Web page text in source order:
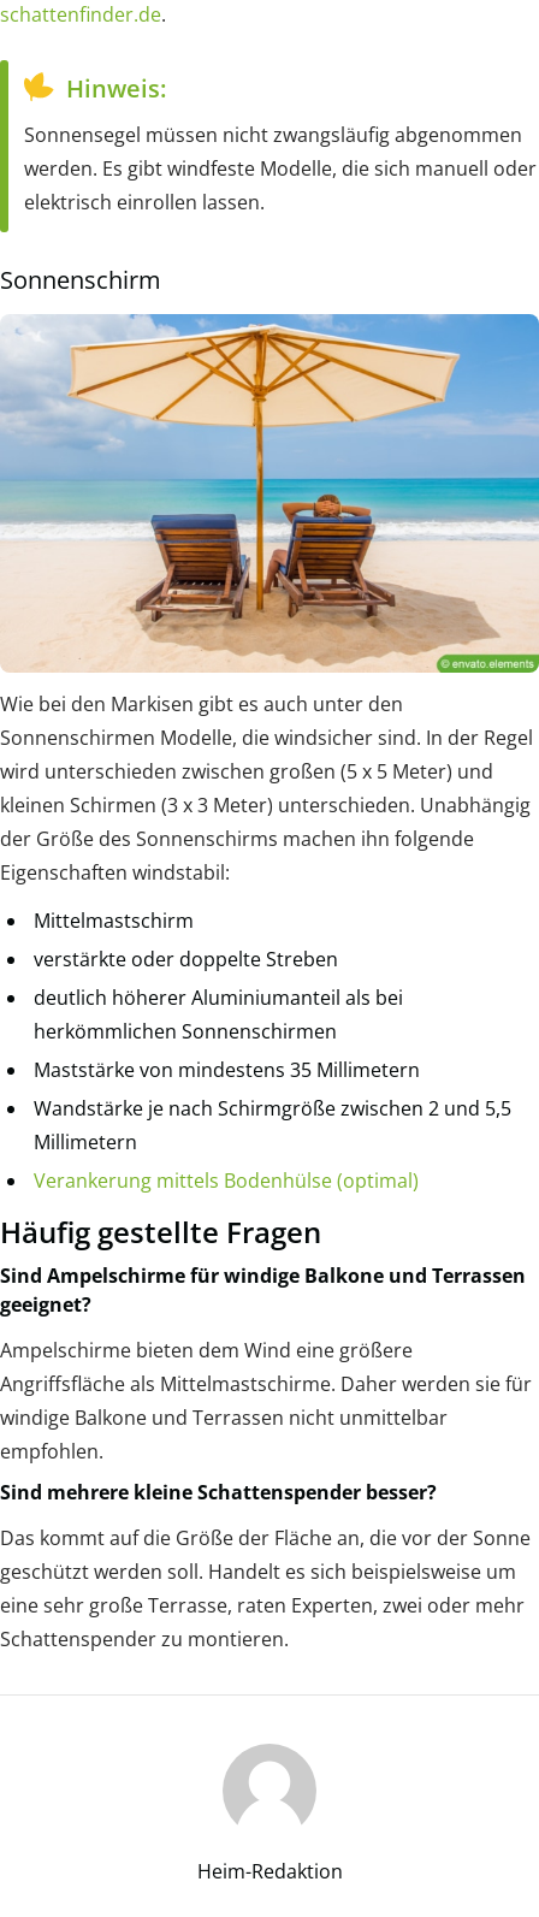
schattenfinder.de.
Hinweis:
Sonnensegel müssen nicht zwangsläufig abgenommen
werden. Es gibt windfeste Modelle, die sich manuell oder
elektrisch einrollen lassen.
Sonnenschirm
Wie bei den Markisen gibt es auch unter den
Sonnenschirmen Modelle, die windsicher sind. In der Regel
wird unterschieden zwischen großen (5 x 5 Meter) und
kleinen Schirmen (3 x 3 Meter) unterschieden. Unabhängig
der Größe des Sonnenschirms machen ihn folgende
Eigenschaften windstabil:
Mittelmastschirm
verstärkte oder doppelte Streben
deutlich höherer Aluminiumanteil als bei
herkömmlichen Sonnenschirmen
Maststärke von mindestens 35 Millimetern
Wandstärke je nach Schirmgröße zwischen 2 und 5,5
Millimetern
Verankerung mittels Bodenhülse (optimal)
Häufig gestellte Fragen
Sind Ampelschirme für windige Balkone und Terrassen
geeignet?
Ampelschirme bieten dem Wind eine größere
Angriffsfläche als Mittelmastschirme. Daher werden sie für
windige Balkone und Terrassen nicht unmittelbar
empfohlen.
Sind mehrere kleine Schattenspender besser?
Das kommt auf die Größe der Fläche an, die vor der Sonne
geschützt werden soll. Handelt es sich beispielsweise um
eine sehr große Terrasse, raten Experten, zwei oder mehr
Schattenspender zu montieren.
Heim-Redaktion